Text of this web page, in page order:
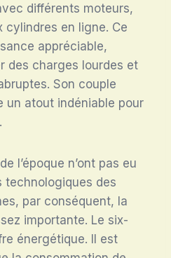
différents moteurs,
cylindres en ligne. Ce
appréciable,
des charges lourdes et
Son couple
un atout indéniable pour
l’époque n’ont pas eu
technologiques des
par conséquent, la
importante. Le six-
énergétique. Il est